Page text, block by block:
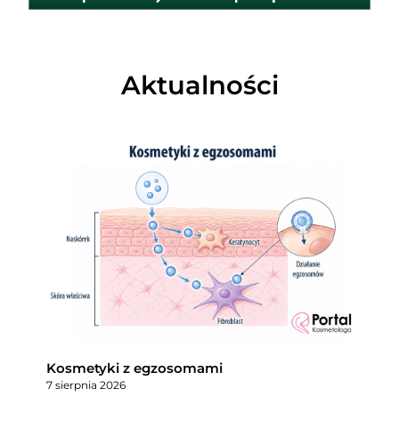
Aktualności
Kosmetyki z egzosomami
7 sierpnia 2026